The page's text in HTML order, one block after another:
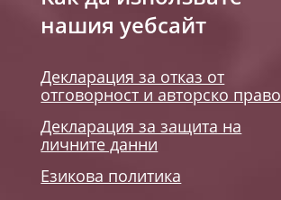
нашия уебсайт
Декларация за отказ от
отговорност и авторско право
Декларация за защита на
личните данни
Езикова политика